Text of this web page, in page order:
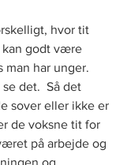
hvor tit
kan godt være
har unger.
det.  Så det
sover eller ikke er
de voksne tit for
på arbejde og
og